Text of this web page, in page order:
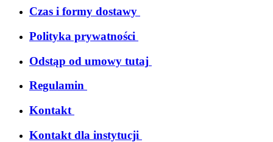
Czas i formy dostawy
Polityka prywatności
Odstąp od umowy tutaj
Regulamin
Kontakt
Kontakt dla instytucji